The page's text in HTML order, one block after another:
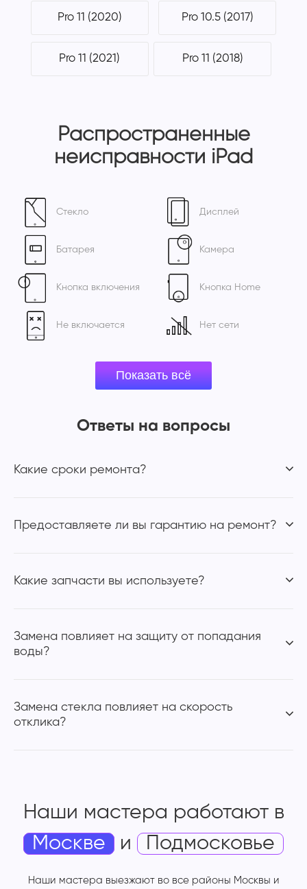
Pro 11 (2020) Pro 10.5 (2017)
Pro 11 (2021) Pro 11 (2018)
Распространенные
неисправности iPad
Стекло Дисплей
Батарея Камера
Кнопка включения Кнопка Home
Не включается Нет сети
Ответы на вопросы
Какие сроки ремонта?
Предоставляете ли вы гарантию на ремонт?
Какие запчасти вы используете?
Замена повлияет на защиту от попадания
воды?
Замена стекла повлияет на скорость
отклика?
Наши мастера работают в
Москве
и Подмосковье
Наши мастера выезжают во все районы Москвы и